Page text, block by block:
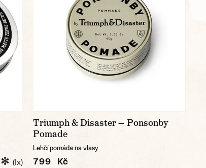
(1x)
Triumph & Disaster — Ponsonby
Pomade
Lehčí pomáda na vlasy
799 Kč